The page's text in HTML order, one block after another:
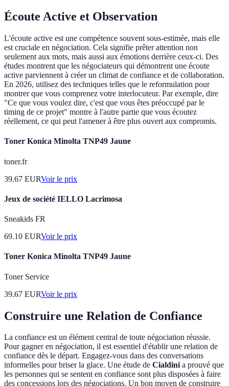
Écoute Active et Observation
L'écoute active est une compétence souvent sous-estimée, mais elle
est cruciale en négociation. Cela signifie prêter attention non
seulement aux mots, mais aussi aux émotions derrière ceux-ci. Des
études montrent que les négociateurs qui démontrent une écoute
active parviennent à créer un climat de confiance et de collaboration.
En 2026, utilisez des techniques telles que le reformulation pour
montrer que vous comprenez votre interlocuteur. Par exemple, dire
"Ce que vous voulez dire, c'est que vous êtes préoccupé par le
timing de ce projet" montre à l'autre partie que vous écoutez
réellement, ce qui peut l'amener à être plus ouvert aux compromis.
Toner Konica Minolta TNP49 Jaune
toner.fr
39.67 EURVoir le prix
Jeux de société IELLO Lacrimosa
Sneakids FR
69.10 EURVoir le prix
Toner Konica Minolta TNP49 Jaune
Toner Service
39.67 EURVoir le prix
Construire une Relation de Confiance
La confiance est un élément central de toute négociation réussie.
Pour gagner en négociation, il est essentiel d'établir une relation de
confiance dès le départ. Engagez-vous dans des conversations
informelles pour briser la glace. Une étude de Cialdinia prouvé que
les personnes qui se sentent en confiance sont plus disposées à faire
des concessions lors des négociations. Un bon moyen de construire